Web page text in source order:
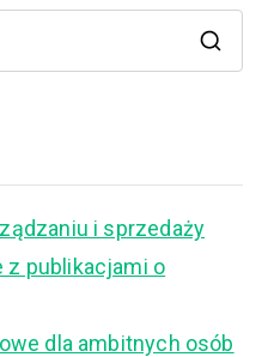
i sprzedaży
publikacjami o
dla ambitnych osób